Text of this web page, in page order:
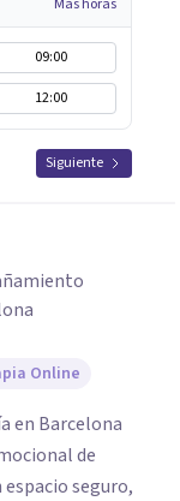
Más horas
09:00
12:00
Siguiente
Online
en Barcelona
de
seguro,